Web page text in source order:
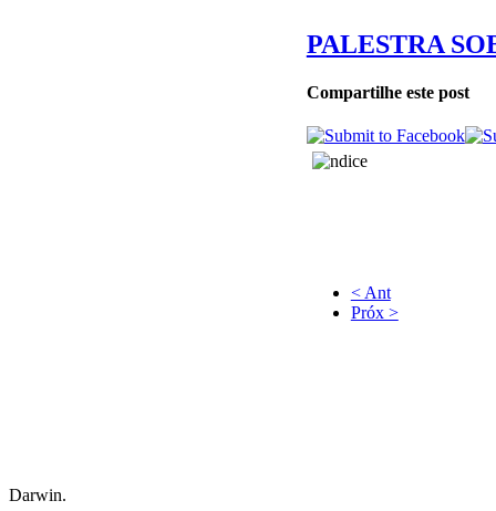
PALESTRA
Compartilhe este post
< Ant
Próx >
Darwin.